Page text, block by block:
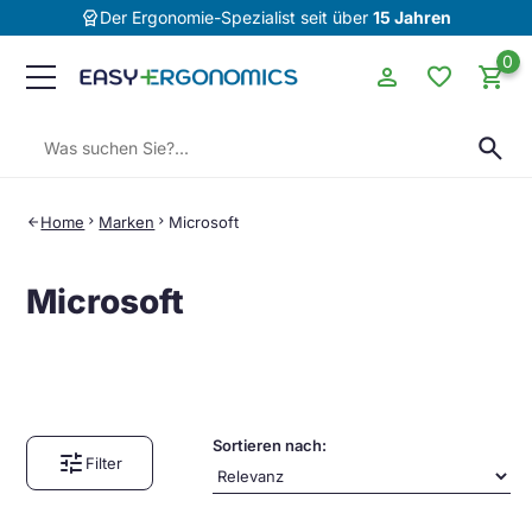
editor_choiceDer Ergonomie-Spezialist seit über 15 Jahren
search
person favorite 0
shopping_cart
arrow_back Home chevron_right Marken chevron_right Microsoft
Microsoft
tune Filter
Sortieren nach: